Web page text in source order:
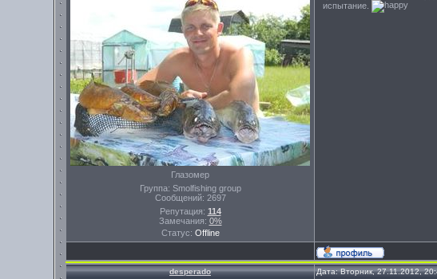
Глазомер
Группа: Smolfishing group
Сообщений: 2697
Репутация: 114
Замечания: 0%
Статус: Offline
испытание.
desperado Дата: Вторник, 27.11.2012,